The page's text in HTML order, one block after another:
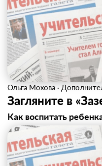
Ольга Мохова ·
Загляните в
Как воспитать